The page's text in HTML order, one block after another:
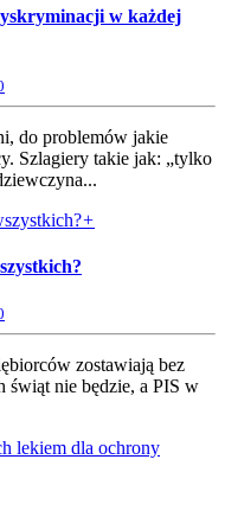
w każdej
do problemów jakie
Szlagiery takie jak: „tylko
+
zostawiają bez
świąt nie będzie, a PIS w
lekiem dla ochrony